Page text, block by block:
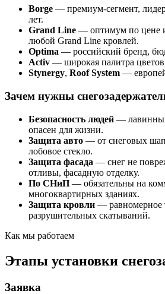
Borge — премиум-сегмент,
лет.
Grand Line — оптимум по цене
любой Grand Line кровлей.
Optima — российский бренд,
Activ — широкая палитра
Stynergy, Roof System —
Зачем нужны
Безопасность людей —
опасен для жизни.
Защита авто — от снеговых
лобовое стекло.
Защита фасада — снег не
отливы, фасадную отделку.
По СНиП — обязательны на
многоквартирных зданиях.
Защита кровли — равномерное
разрушительных скатываний.
Как мы работаем
Этапы установки
Заявка